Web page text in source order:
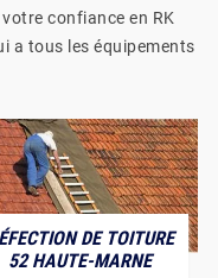
confiance en RK
a tous les équipements
DE TOITURE
52 HAUTE-MARNE